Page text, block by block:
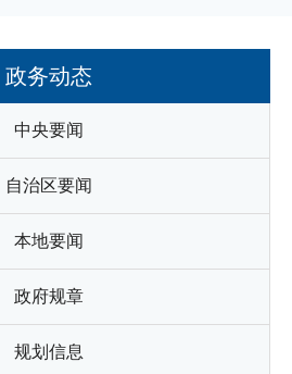
政务动态
中央要闻
自治区要闻
本地要闻
政府规章
规划信息